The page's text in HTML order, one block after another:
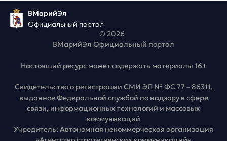
ВМарийЭл
Официальный портал
© 2026
ВМарийЭл Официальный портал
Настоящий ресурс может содержать материалы 16+
Свидетельство о регистрации СМИ ЭЛ № ФС 77 – 86311,
выданное Федеральной службой по надзору в сфере
связи, информационных технологий и массовых
коммуникаций
Учредитель: Автономная некоммерческая организация